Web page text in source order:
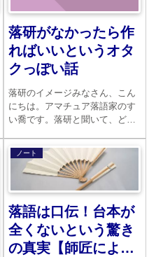
落研がなかったら作
ればいいというオタ
クっぽい話
落研のイメージみなさん、こん
にちは。アマチュア落語家のす
い喬です。落研と聞いて、どん
な学生のサークル。遊び人の集
まり。中心はもっぱら大学生ば
かりです。いま、活躍している
咄家には落研出身の人がたくさ
ノート
落語は口伝！台本が
全くないという驚き
の真実【師匠によっ